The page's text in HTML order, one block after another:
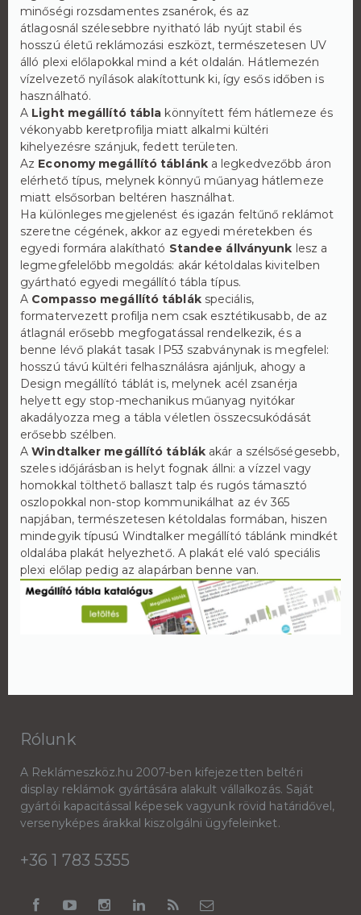
minőségi rozsdamentes zsanérok, és az
átlagosnál szélesebbre nyitható láb nyújt stabil és
hosszú életű reklámozási eszközt, természetesen UV
álló plexi előlapokkal mind a két oldalán. Hátlemezén
vízelvezető nyílások alakítottunk ki, így esős időben is
használható.
A Light megállító tábla könnyített fém hátlemeze és
vékonyabb keretprofilja miatt alkalmi kültéri
kihelyezésre szánjuk, fedett területen.
Az Economy megállító táblánka legkedvezőbb áron
elérhető típus, melynek könnyű műanyag hátlemeze
miatt elsősorban beltéren használhat.
Ha különleges megjelenést és igazán feltűnő reklámot
szeretne cégének, akkor az egyedi méretekben és
egyedi formára alakítható Standee állványunk lesz a
legmegfelelőbb megoldás: akár kétoldalas kivitelben
gyártható egyedi megállító tábla típus.
A Compasso megállító táblákspeciális,
formatervezett profilja nem csak esztétikusabb, de az
átlagnál erősebb megfogatással rendelkezik, és a
benne lévő plakát tasak IP53 szabványnak is megfelel:
hosszú távú kültéri felhasználásra ajánljuk, ahogy a
Design megállító táblát is, melynek acél zsanérja
helyett egy stop-mechanikus műanyag nyitókar
akadályozza meg a tábla véletlen összecsukódását
erősebb szélben.
AWindtalker megállító táblákakár a szélsőségesebb,
szeles időjárásban is helyt fognak állni: a vízzel vagy
homokkal tölthető ballaszt talp és rugós támasztó
oszlopokkal non-stop kommunikálhat az év 365
napjában, természetesen kétoldalas formában, hiszen
mindegyik típusú Windtalker megállító táblánk mindkét
oldalába plakát helyezhető. A plakát elé való speciális
plexi előlap pedig az alapárban benne van.
Rólunk
A Reklámeszköz.hu 2007-ben kifejezetten beltéri
display reklámok gyártására alakult vállalkozás. Saját
gyártói kapacitással képesek vagyunk rövid határidővel,
versenyképes árakkal kiszolgálni ügyfeleinket.
+36 1 783 5355